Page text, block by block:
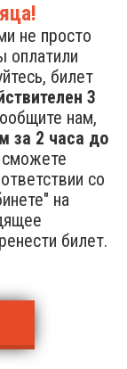
не просто
оплатили
билет
3
нам,
за 2 часа до
со
на
билет.